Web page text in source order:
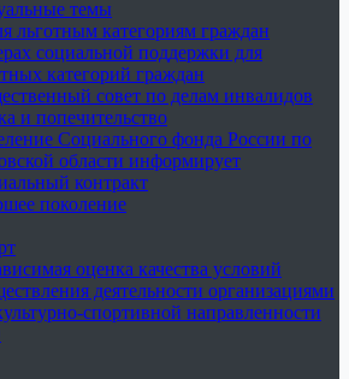
темы
льготным категориям граждан
социальной поддержки для
категорий граждан
совет по делам инвалидов
и попечительство
Социального фонда России по
области информирует
контракт
поколение
оценка качества условий
деятельности организациями
спортивной направленности